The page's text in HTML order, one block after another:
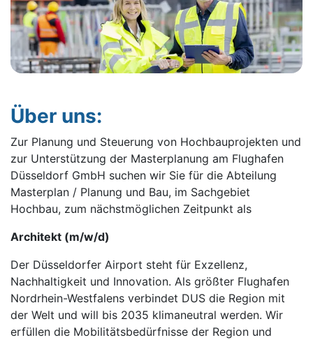
Über uns:
Zur Planung und Steuerung von Hochbauprojekten und
zur Unterstützung der Masterplanung am Flughafen
Düsseldorf GmbH suchen wir Sie für die Abteilung
Masterplan / Planung und Bau, im Sachgebiet
Hochbau, zum nächstmöglichen Zeitpunkt als
Architekt (m/w/d)
Der Düsseldorfer Airport steht für Exzellenz,
Nachhaltigkeit und Innovation. Als größter Flughafen
Nordrhein-Westfalens verbindet DUS die Region mit
der Welt und will bis 2035 klimaneutral werden. Wir
erfüllen die Mobilitätsbedürfnisse der Region und